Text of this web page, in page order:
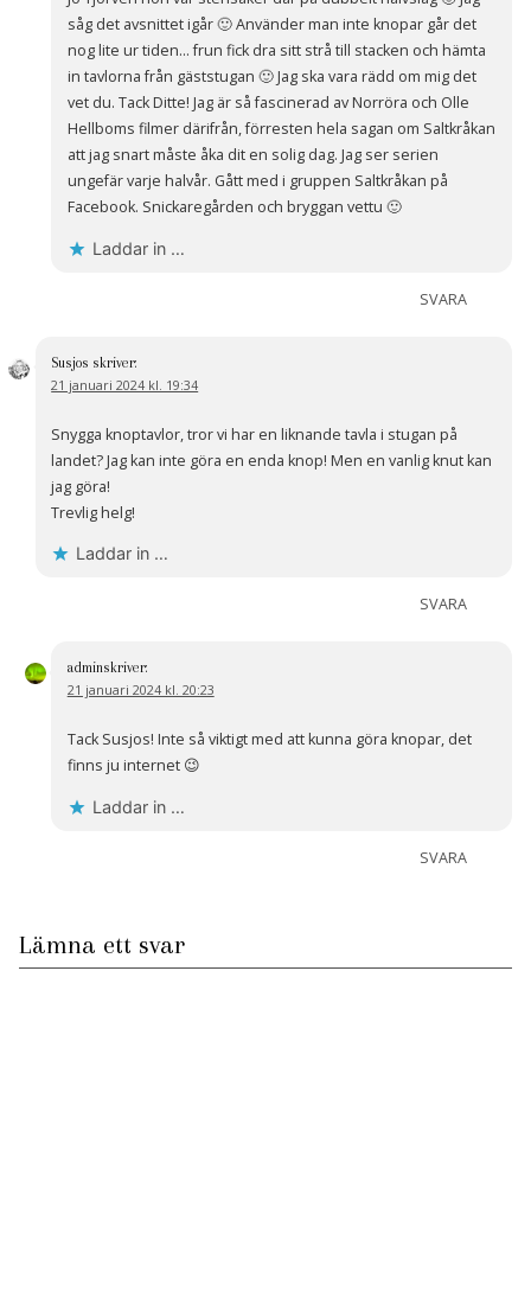
såg det avsnittet igår 🙂 Använder man inte knopar går det
nog lite ur tiden… frun fick dra sitt strå till stacken och hämta
in tavlorna från gäststugan 🙂 Jag ska vara rädd om mig det
vet du. Tack Ditte! Jag är så fascinerad av Norröra och Olle
Hellboms filmer därifrån, förresten hela sagan om Saltkråkan
att jag snart måste åka dit en solig dag. Jag ser serien
ungefär varje halvår. Gått med i gruppen Saltkråkan på
Facebook. Snickaregården och bryggan vettu 🙂
Laddar in …
SVARA
Susjos skriver:
21 januari 2024 kl. 19:34
Snygga knoptavlor, tror vi har en liknande tavla i stugan på
landet? Jag kan inte göra en enda knop! Men en vanlig knut kan
jag göra!
Trevlig helg!
Laddar in …
SVARA
adminskriver:
21 januari 2024 kl. 20:23
Tack Susjos! Inte så viktigt med att kunna göra knopar, det
finns ju internet 😉
Laddar in …
SVARA
Lämna ett svar